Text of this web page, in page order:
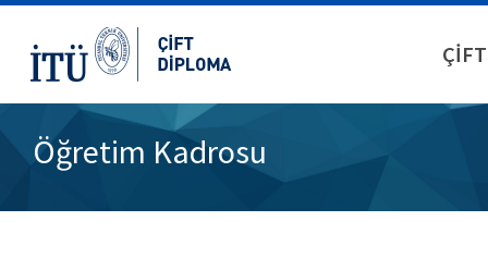
Öğretim Kadrosu